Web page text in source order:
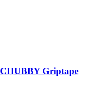
CHUBBY Griptape